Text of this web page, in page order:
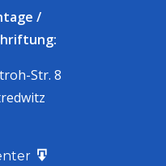
/
Str. 8